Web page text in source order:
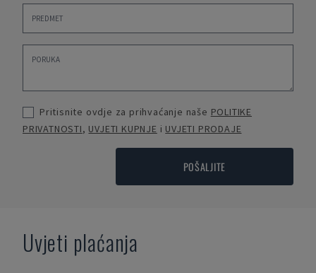
Pritisnite ovdje za prihvaćanje naše POLITIKE
PRIVATNOSTI, UVJETI KUPNJE i UVJETI PRODAJE
POŠALJITE
Uvjeti plaćanja